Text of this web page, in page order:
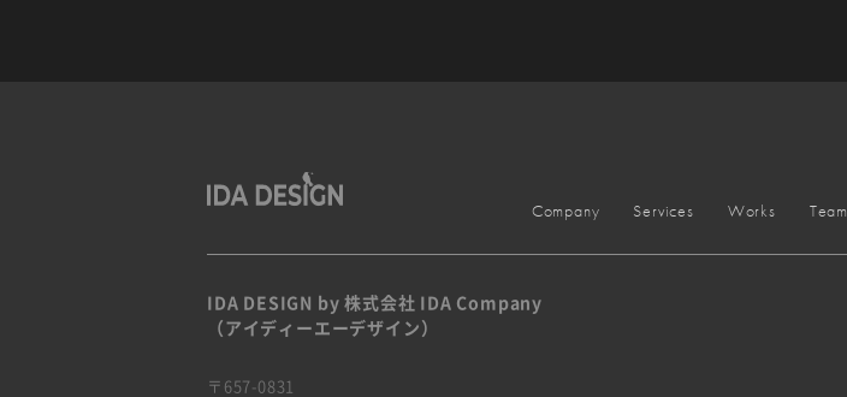
Company Services Works Team
IDA DESIGN by 株式会社 IDA Company
（アイディーエーデザイン）
〒657-0831